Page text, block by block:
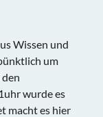
Wissen und
um
wurde es
macht es hier